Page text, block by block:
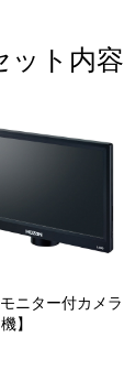
ット内容
ニター付カメラ
】